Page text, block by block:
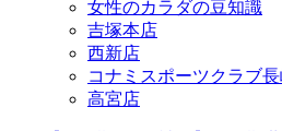
女性のカラダの豆知識
吉塚本店
西新店
コナミスポーツクラブ
高宮店